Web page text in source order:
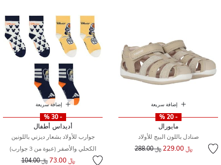
إضافة سريعة
- 20 %
مايورال
صنادل باللون البيج للأولاد
﷼ 229.00 سعر مخفض من﷼ 288.00
إضافة سريعة
- 30 %
أديداس أطفال
جوارب للأولاد بشعار ديزني باللونين
الكحلي والأصفر (عبوة من 3 جوارب)
﷼ 73.00 سعر مخفض من
﷼ 104.00 إلى